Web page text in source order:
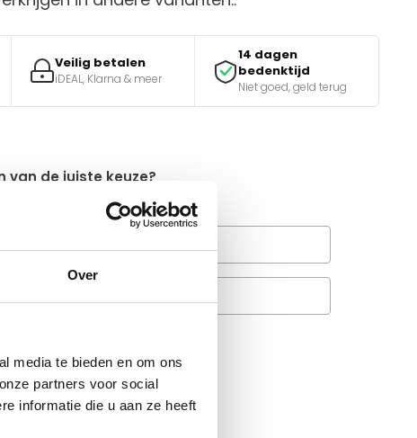
Over
media te bieden en om ons
partners voor social
informatie die u aan ze heeft
Veilig betalen
iDEAL, Klarna & meer
14 dagen
bedenktijd
Niet goed, geld terug
van de juiste keuze?
vrachtservice in uw regio?
product ?
al je vragen beantwoorden.